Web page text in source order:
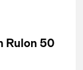
Rulon 50